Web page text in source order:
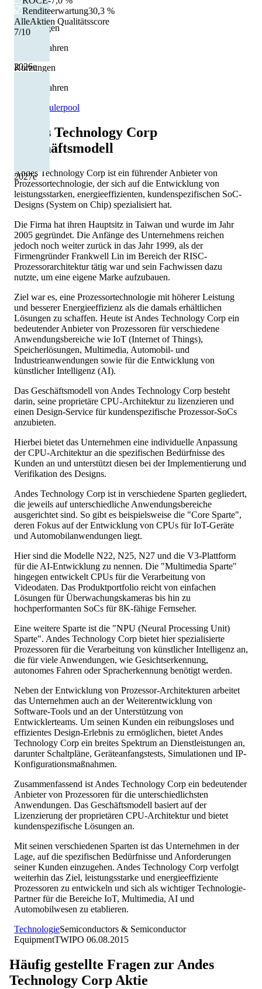
2026e
2027e
Renditeerwartung30,3 %
AlleAktien Qualitätsscore
7/10
+59,7 %
Erhöhungen
2 von 3 Jahren
Kürzungen
1 von 3 Jahren
Quelle: Eulerpool
Andes Technology Corp
Geschäftsmodell
Andes Technology Corp ist ein führender Anbieter von
Prozessortechnologie, der sich auf die Entwicklung von
leistungsstarken, energieeffizienten, kundenspezifischen SoC-
Designs (System on Chip) spezialisiert hat.
Die Firma hat ihren Hauptsitz in Taiwan und wurde im Jahr
2005 gegründet. Die Anfänge des Unternehmens reichen
jedoch noch weiter zurück in das Jahr 1999, als der
Firmengründer Frankwell Lin im Bereich der RISC-
Prozessorarchitektur tätig war und sein Fachwissen dazu
nutzte, um eine eigene Marke aufzubauen.
Ziel war es, eine Prozessortechnologie mit höherer Leistung
und besserer Energieeffizienz als die damals erhältlichen
Lösungen zu schaffen. Heute ist Andes Technology Corp ein
bedeutender Anbieter von Prozessoren für verschiedene
Anwendungsbereiche wie IoT (Internet of Things),
Speicherlösungen, Multimedia, Automobil- und
Industrieanwendungen sowie für die Entwicklung von
künstlicher Intelligenz (AI).
Das Geschäftsmodell von Andes Technology Corp besteht
darin, seine proprietäre CPU-Architektur zu lizenzieren und
einen Design-Service für kundenspezifische Prozessor-SoCs
anzubieten.
Hierbei bietet das Unternehmen eine individuelle Anpassung
der CPU-Architektur an die spezifischen Bedürfnisse des
Kunden an und unterstützt diesen bei der Implementierung und
Verifikation des Designs.
Andes Technology Corp ist in verschiedene Sparten gegliedert,
die jeweils auf unterschiedliche Anwendungsbereiche
ausgerichtet sind. So gibt es beispielsweise die "Core Sparte",
deren Fokus auf der Entwicklung von CPUs für IoT-Geräte
und Automobilanwendungen liegt.
Hier sind die Modelle N22, N25, N27 und die V3-Plattform
für die AI-Entwicklung zu nennen. Die "Multimedia Sparte"
hingegen entwickelt CPUs für die Verarbeitung von
Videodaten. Das Produktportfolio reicht von einfachen
Lösungen für Überwachungskameras bis hin zu
hochperformanten SoCs für 8K-fähige Fernseher.
Eine weitere Sparte ist die "NPU (Neural Processing Unit)
Sparte". Andes Technology Corp bietet hier spezialisierte
Prozessoren für die Verarbeitung von künstlicher Intelligenz an,
die für viele Anwendungen, wie Gesichtserkennung,
autonomes Fahren oder Spracherkennung benötigt werden.
Neben der Entwicklung von Prozessor-Architekturen arbeitet
das Unternehmen auch an der Weiterentwicklung von
Software-Tools und an der Unterstützung von
Entwicklerteams. Um seinen Kunden ein reibungsloses und
effizientes Design-Erlebnis zu ermöglichen, bietet Andes
Technology Corp ein breites Spektrum an Dienstleistungen an,
darunter Schaltpläne, Geräteanfangstests, Simulationen und IP-
Konfigurationsmaßnahmen.
Zusammenfassend ist Andes Technology Corp ein bedeutender
Anbieter von Prozessoren für die unterschiedlichsten
Anwendungen. Das Geschäftsmodell basiert auf der
Lizenzierung der proprietären CPU-Architektur und bietet
kundenspezifische Lösungen an.
Mit seinen verschiedenen Sparten ist das Unternehmen in der
Lage, auf die spezifischen Bedürfnisse und Anforderungen
seiner Kunden einzugehen. Andes Technology Corp verfolgt
weiterhin das Ziel, leistungsstarke und energieeffiziente
Prozessoren zu entwickeln und sich als wichtiger Technologie-
Partner für die Bereiche IoT, Multimedia, AI und
Automobilwesen zu etablieren.
TechnologieSemiconductors & Semiconductor
EquipmentTWIPO 06.08.2015
Häufig gestellte Fragen zur Andes
Technology Corp Aktie